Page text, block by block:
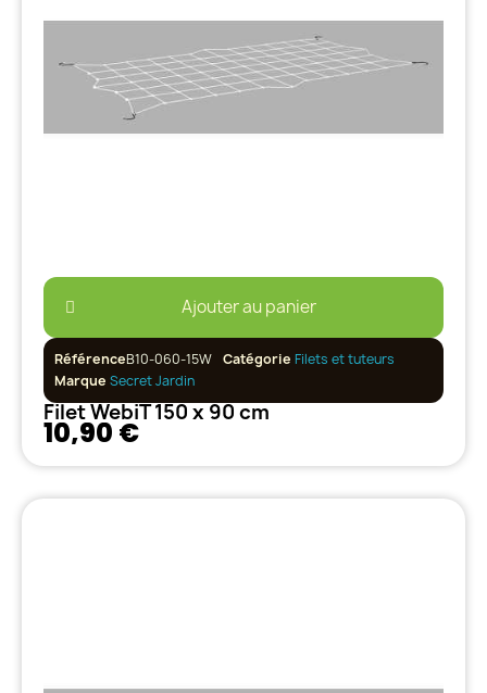
Ajouter au panier
RéférenceB10-060-15W Catégorie Filets et tuteurs
Marque Secret Jardin
Filet WebiT 150 x 90 cm
10,90 €